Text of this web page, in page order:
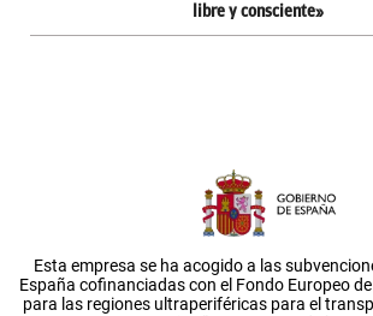
libre y consciente»
Esta empresa se ha acogido a las
España cofinanciadas con el Fondo Europeo
para las regiones ultraperiféricas para el